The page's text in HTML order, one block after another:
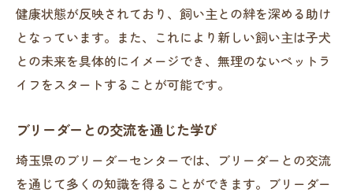
健康状態が反映されており、飼い主との絆を深める助け
となっています。また、これにより新しい飼い主は子犬
との未来を具体的にイメージでき、無理のないペットラ
イフをスタートすることが可能です。
ブリーダーとの交流を通じた学び
埼玉県のブリーダーセンターでは、ブリーダーとの交流
を通じて多くの知識を得ることができます。ブリーダー